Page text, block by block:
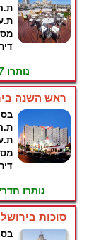
נותרו 7 חדרים למבצע זה !
ראש השנה
נותרו
סוכות